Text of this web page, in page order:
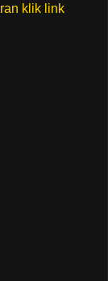
klik link